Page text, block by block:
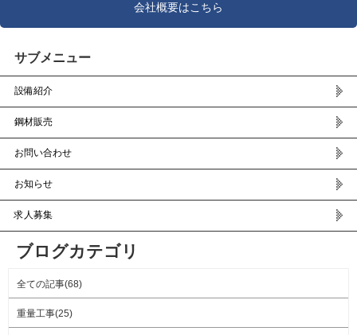
会社概要はこちら
サブメニュー
設備紹介
鋼材販売
お問い合わせ
お知らせ
求人募集
ブログカテゴリ
全ての記事(68)
重量工事(25)